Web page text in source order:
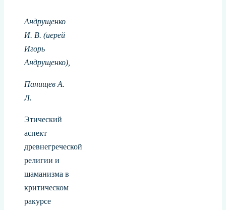
Андрущенко
И. В. (иерей
Игорь
Андрущенко),
Панищев А.
Л.
Этический
аспект
древнегреческой
религии и
шаманизма в
критическом
ракурсе